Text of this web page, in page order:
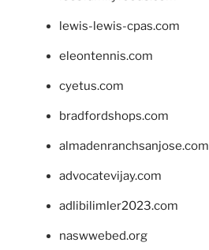
lewis-lewis-cpas.com
eleontennis.com
cyetus.com
bradfordshops.com
almadenranchsanjose.com
advocatevijay.com
adlibilimler2023.com
naswwebed.org